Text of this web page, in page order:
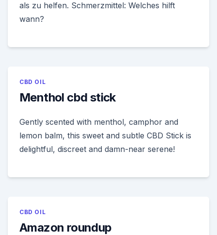
als zu helfen. Schmerzmittel: Welches hilft
wann?
CBD OIL
Menthol cbd stick
Gently scented with menthol, camphor and
lemon balm, this sweet and subtle CBD Stick is
delightful, discreet and damn-near serene!
CBD OIL
Amazon roundup